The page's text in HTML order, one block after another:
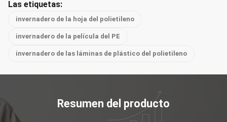
Las etiquetas:
invernadero de la hoja del polietileno
invernadero de la película del PE
invernadero de las láminas de plástico del polietileno
Resumen del producto